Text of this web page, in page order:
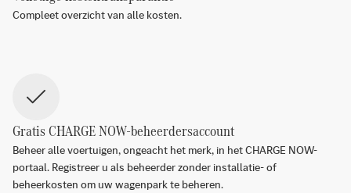
Compleet overzicht van alle kosten.
Gratis CHARGE NOW-beheerdersaccount
Beheer alle voertuigen, ongeacht het merk, in het CHARGE NOW-
portaal. Registreer u als beheerder zonder installatie- of
beheerkosten om uw wagenpark te beheren.